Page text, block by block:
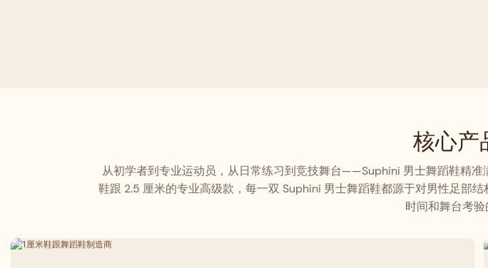
专业舞台表演还是日常练习，都是追求个性
核心产
从初学者到专业运动员，从日常练习到竞技舞台——Suphini 男士舞蹈鞋精
鞋跟 2.5 厘米的专业高级款，每一双 Suphini 男士舞蹈鞋都源于对男性足部
时间和舞台考验